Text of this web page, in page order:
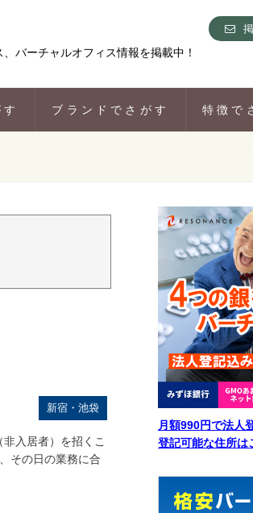
バーチャルオフィス情報を掲載中！
ブランドでさがす 特徴で
新宿・池袋
入居者）を招くこ
その日の業務に合
月額990円で法人
登記可能な住所は